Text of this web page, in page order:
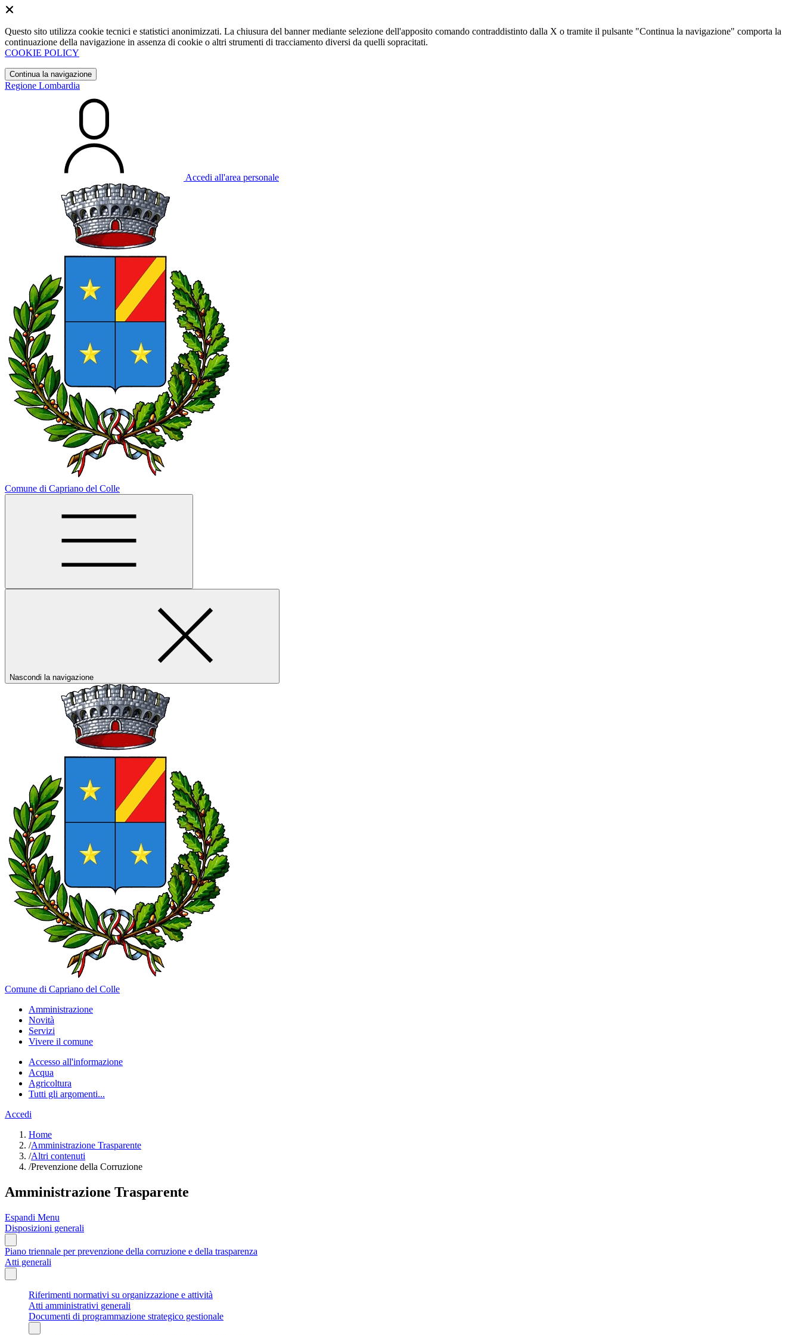
Questo sito utilizza cookie tecnici e statistici anonimizzati. La chiusura del banner mediante selezione dell'apposito comando contraddistinto dalla X o tramite il pulsante "Continua la navigazione" comporta la
continuazione della navigazione in assenza di cookie o altri strumenti di tracciamento diversi da quelli sopracitati.
COOKIE POLICY
Continua la navigazione
Regione Lombardia
Accedi all'area personale
Comune di Capriano del Colle
Nascondi la navigazione
Comune di Capriano del Colle
Amministrazione
Novità
Servizi
Vivere il comune
Accesso all'informazione
Acqua
Agricoltura
Tutti gli argomenti...
Accedi
Home
/Amministrazione Trasparente
/Altri contenuti
/Prevenzione della Corruzione
Amministrazione Trasparente
Espandi Menu
Disposizioni generali
Piano triennale per prevenzione della corruzione e della trasparenza
Atti generali
Riferimenti normativi su organizzazione e attività
Atti amministrativi generali
Documenti di programmazione strategico gestionale